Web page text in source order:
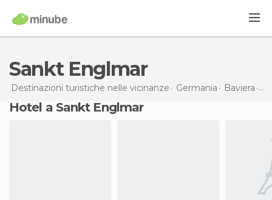
Sankt Englmar
Destinazioni turistiche nelle vicinanze Germania Baviera
Hotel a Sankt Englmar